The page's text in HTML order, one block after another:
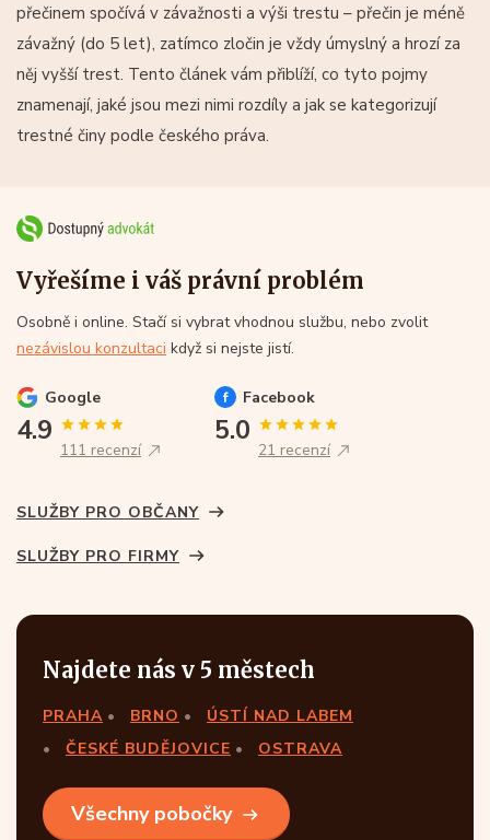
přečinem spočívá v závažnosti a výši trestu – přečin je méně
závažný (do 5 let), zatímco zločin je vždy úmyslný a hrozí za
něj vyšší trest. Tento článek vám přiblíží, co tyto pojmy
znamenají, jaké jsou mezi nimi rozdíly a jak se kategorizují
trestné činy podle českého práva.
Vyřešíme i váš právní problém
Osobně i online. Stačí si vybrat vhodnou službu, nebo zvolit
nezávislou konzultaci když si nejste jistí.
Google
4.9
111 recenzí
Facebook
5.0
21 recenzí
SLUŽBY PRO OBČANY
SLUŽBY PRO FIRMY
Najdete nás v 5 městech
PRAHA BRNO
ÚSTÍ NAD LABEM
ČESKÉ BUDĚJOVICE
OSTRAVA
Všechny pobočky